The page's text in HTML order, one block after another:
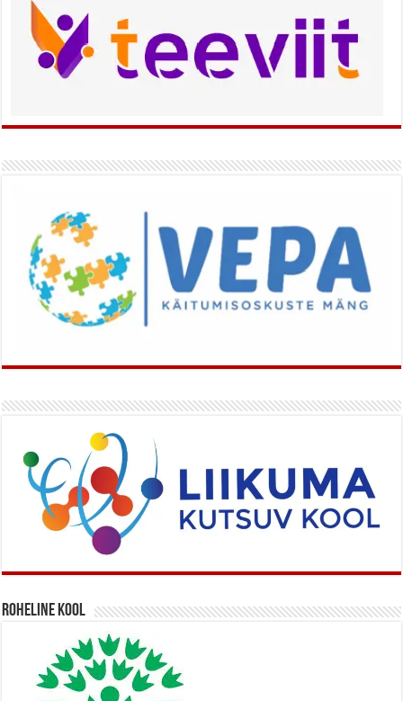
Roheline kool